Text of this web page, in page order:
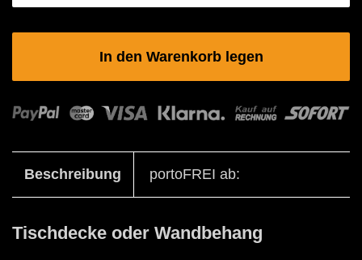
In den Warenkorb legen
Beschreibung portoFREI ab:
Tischdecke oder Wandbehang